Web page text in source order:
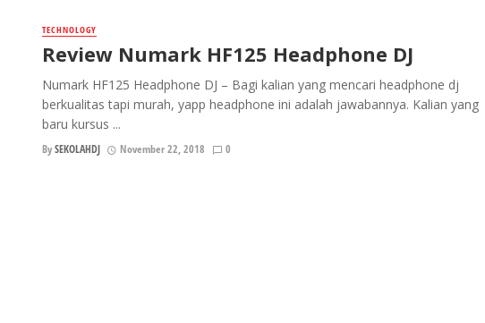
TECHNOLOGY
Review Numark HF125 Headphone DJ
Numark HF125 Headphone DJ – Bagi kalian yang mencari headphone dj
berkualitas tapi murah, yapp headphone ini adalah jawabannya. Kalian yang
baru kursus ...
BySEKOLAHDJ November 22, 2018 0